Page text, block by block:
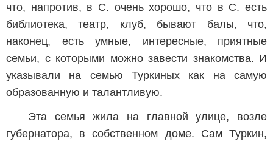
что, напротив, в С. очень хорошо, что в С. есть
библиотека, театр, клуб, бывают балы, что,
наконец, есть умные, интересные, приятные
семьи, с которыми можно завести знакомства. И
указывали на семью Туркиных как на самую
образованную и талантливую.
Эта семья жила на главной улице, возле
губернатора, в собственном доме. Сам Туркин,